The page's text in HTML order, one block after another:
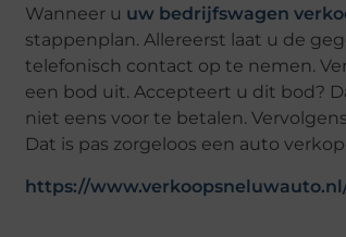
Wanneer u uw bedrijfswagen
stappenplan. Allereerst laat u de
telefonisch contact op te nemen.
een bod uit. Accepteert u dit bod?
niet eens voor te betalen.
Dat is pas zorgeloos een auto
https://